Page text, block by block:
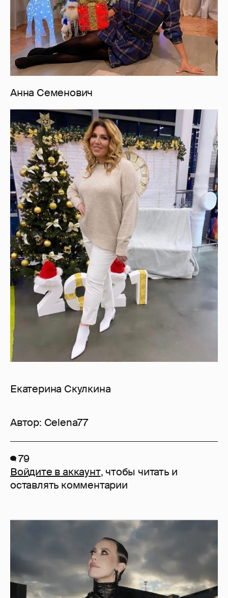
Анна Семенович
Екатерина Скулкина
Автор: Celena77
79
Войдите в аккаунт, чтобы читать и
оставлять комментарии